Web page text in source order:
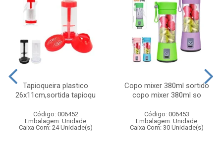
Tapioqueira plastico
26x11cm,sortida tapioqu
Código: 006452
Embalagem: Unidade
Caixa Com: 24 Unidade(s)
Copo mixer 380ml sortido
copo mixer 380ml so
Código: 006453
Embalagem: Unidade
Caixa Com: 30 Unidade(s)